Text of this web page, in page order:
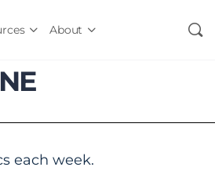
About
each week.